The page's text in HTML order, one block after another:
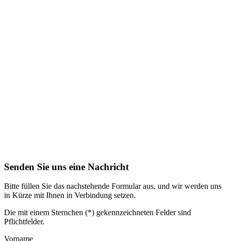
Senden Sie uns eine Nachricht
Bitte füllen Sie das nachstehende Formular aus, und wir werden uns
in Kürze mit Ihnen in Verbindung setzen.
Die mit einem Sternchen (*) gekennzeichneten Felder sind
Pflichtfelder.
Vorname